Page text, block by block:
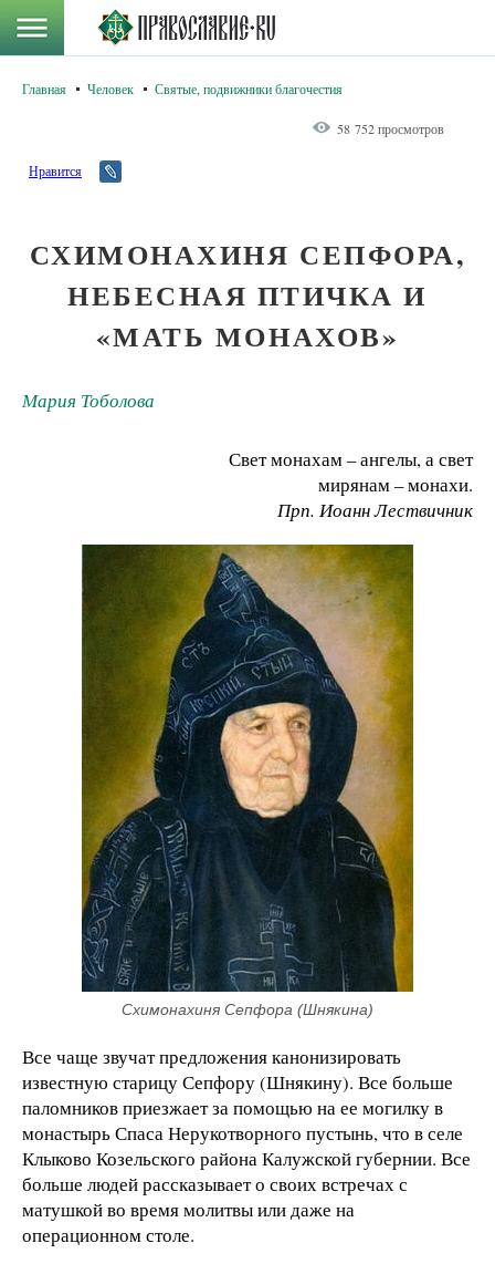
Главная Человек Святые, подвижники благочестия
58 752 просмотров
Нравится
СХИМОНАХИНЯ СЕПФОРА,
НЕБЕСНАЯ ПТИЧКА И
«МАТЬ МОНАХОВ»
Мария Тоболова
Свет монахам – ангелы, а свет
мирянам – монахи.
Прп. Иоанн Лествичник
Схимонахиня Сепфора (Шнякина)
Все чаще звучат предложения канонизировать
известную старицу Сепфору (Шнякину). Все больше
паломников приезжает за помощью на ее могилку в
монастырь Спаса Нерукотворного пустынь, что в селе
Клыково Козельского района Калужской губернии. Все
больше людей рассказывает о своих встречах с
матушкой во время молитвы или даже на
операционном столе.